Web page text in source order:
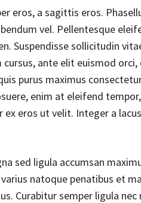
eros, a sagittis eros.
vel. Pellentesque
Suspendisse sollicitudin
ante elit euismod
purus maximus
enim at eleifend
ex eros ut velit. Integer a
sed ligula accumsan
natoque penatibus et
Curabitur semper ligula